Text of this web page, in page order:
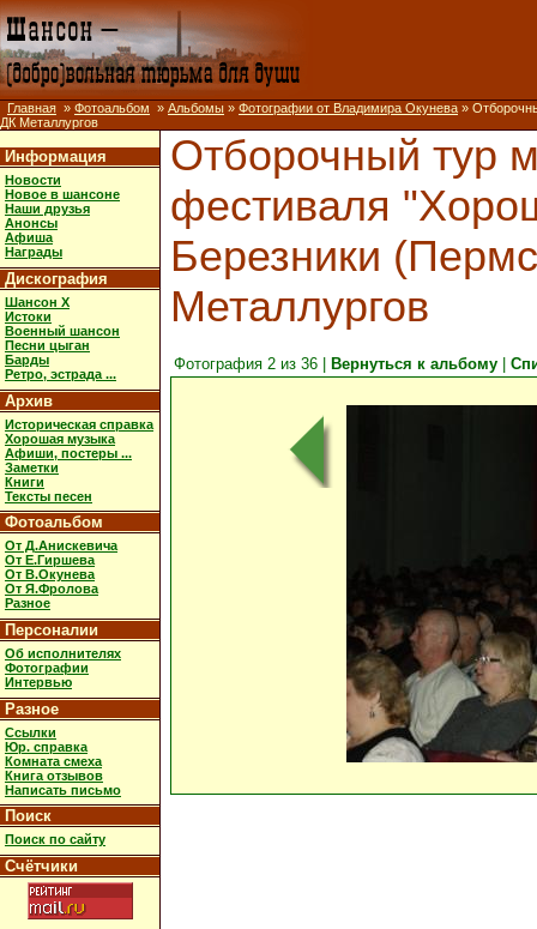
Главная » Фотоальбом » Альбомы » Фотографии от Владимира Окунева »
ДК Металлургов
Информация
Новости
Новое в шансоне
Наши друзья
Анонсы
Афиша
Награды
Дискография
Шансон X
Истоки
Военный шансон
Песни цыган
Барды
Ретро, эстрада ...
Архив
Историческая справка
Хорошая музыка
Афиши, постеры ...
Заметки
Книги
Тексты песен
Фотоальбом
От Д.Анискевича
От Е.Гиршева
От В.Окунева
От Я.Фролова
Разное
Персоналии
Об исполнителях
Фотографии
Интервью
Разное
Ссылки
Юр. справка
Комната смеха
Книга отзывов
Написать письмо
Поиск
Поиск по сайту
Счётчики
Отборочный тур
фестиваля
Березники
Металлургов
Фотография 2 из 36 | Вернуться к альбому